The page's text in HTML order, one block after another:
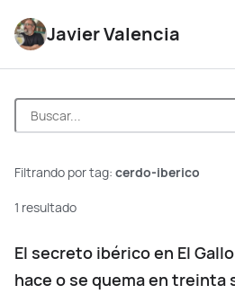
Javier Valencia
Filtrando por tag: cerdo-iberico
1 resultado
El secreto ibérico en El
hace o se quema en treinta